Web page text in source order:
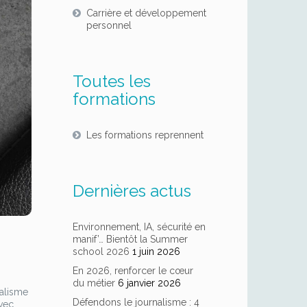
Carrière et développement
personnel
Toutes les
formations
Les formations reprennent
Dernières actus
Environnement, IA, sécurité en
manif’… Bientôt la Summer
school 2026 1 juin 2026
En 2026, renforcer le cœur
du métier 6 janvier 2026
Défendons le journalisme : 4